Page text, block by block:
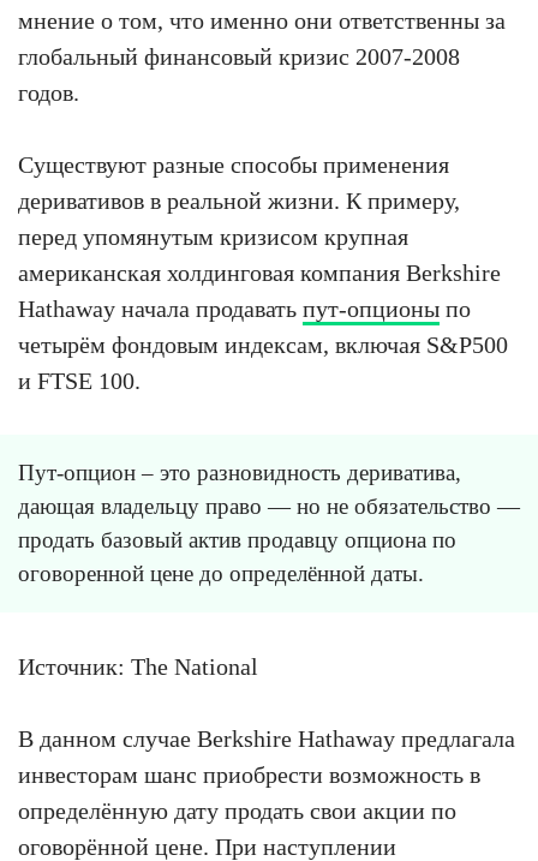
мнение о том, что именно они ответственны за
глобальный финансовый кризис 2007-2008
годов.
Существуют разные способы применения
деривативов в реальной жизни. К примеру,
перед упомянутым кризисом крупная
американская холдинговая компания Berkshire
Hathaway начала продавать пут-опционы по
четырём фондовым индексам, включая S&P500
и FTSE 100.
Пут-опцион – это разновидность дериватива,
дающая владельцу право — но не обязательство —
продать базовый актив продавцу опциона по
оговоренной цене до определённой даты.
Источник: The National
В данном случае Berkshire Hathaway предлагала
инвесторам шанс приобрести возможность в
определённую дату продать свои акции по
оговорённой цене. При наступлении